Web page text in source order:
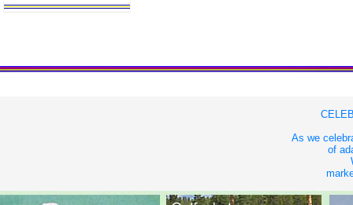
As we
of